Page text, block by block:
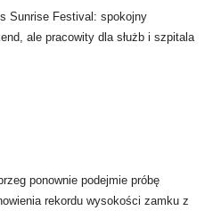
Sunrise Festival: spokojny
ale pracowity dla służb i szpitala
ponownie podejmie próbę
rekordu wysokości zamku z